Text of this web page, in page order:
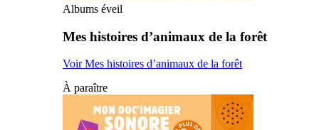
Albums éveil
Mes histoires d’animaux de la forêt
Voir Mes histoires d’animaux de la forêt
À paraître